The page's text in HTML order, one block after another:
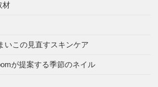
材
いこの見直すスキンケア
が提案する季節のネイル